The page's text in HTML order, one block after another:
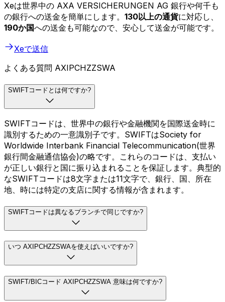
Xeは世界中の AXA VERSICHERUNGEN AG 銀行や何千も
の銀行への送金を簡単にします。 130以上の通貨に対応し、
190か国への送金も可能なので、安心して送金が可能です。
Xeで送信
よくある質問 AXIPCHZZSWA
SWIFTコードとは何ですか?
SWIFTコードは、世界中の銀行や金融機関を国際送金時に
識別するための一意識別子です。SWIFTはSociety for
Worldwide Interbank Financial Telecommunication(世界
銀行間金融通信協会)の略です。これらのコードは、支払い
が正しい銀行と国に振り込まれることを保証します。典型的
なSWIFTコードは8文字または11文字で、銀行、国、所在
地、時には特定の支店に関する情報が含まれます。
SWIFTコードは異なるブランチで同じですか?
いつ AXIPCHZZSWAを使えばいいですか?
SWIFT/BICコード AXIPCHZZSWA 意味は何ですか?